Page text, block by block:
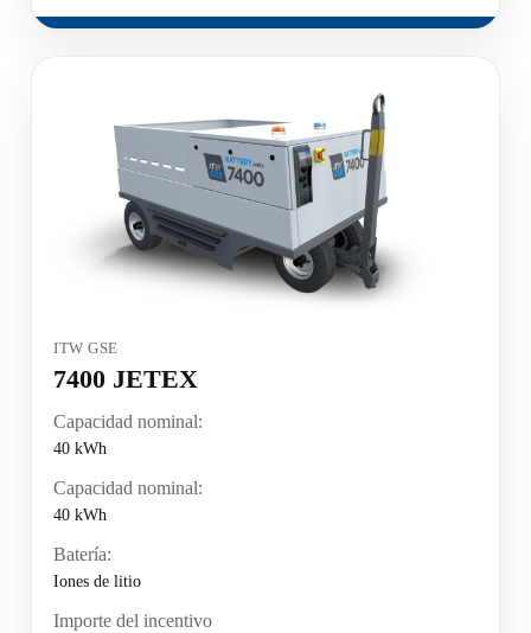
ITW GSE
7400 JETEX
Capacidad nominal:
40 kWh
Capacidad nominal:
40 kWh
Batería:
Iones de litio
Importe del incentivo